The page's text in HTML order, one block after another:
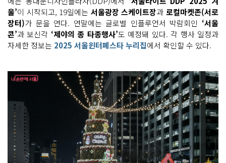
울’이 시작되고, 19일에는 서울광장 스케이트장과로컬마켓존(서로
장터)가 문을 연다. 연말에는 글로벌 인플루언서 박람회인 ‘서울
콘’과 보신각 ‘제야의 종 타종행사’도 예정돼 있다. 각 행사 일정과
자세한 정보는 2025 서울윈터페스타 누리집에서 확인할 수 있다.